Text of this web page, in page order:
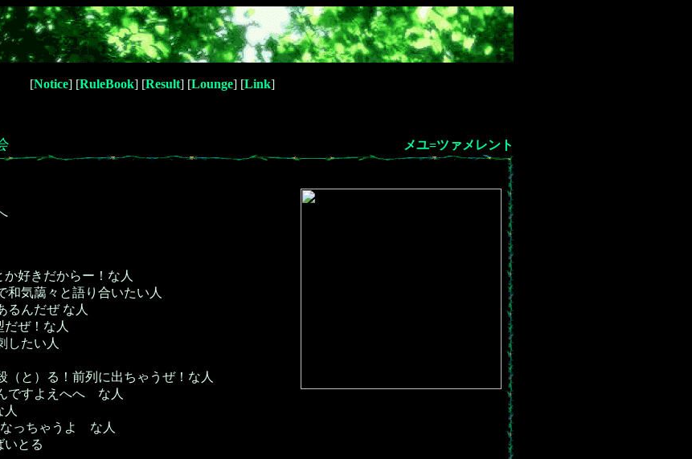
[Notice] [RuleBook] [Result] [Lounge] [Link]
メユ=ツァメレント
好きだからー！な人
気藹々と語り合いたい人
んだぜ な人
ぜ！な人
したい人
と）る！前列に出ちゃうぜ！な人
ですよえへへ な人
っちゃうよ な人
とる